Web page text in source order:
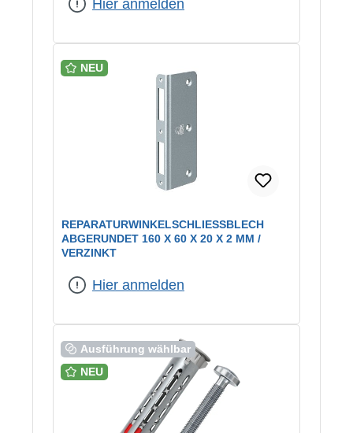
Hier anmelden
NEU
REPARATURWINKELSCHLIESSBLECH A
BGERUNDET 160 X 60 X 20 X 2 MM / V
ERZINKT
Hier anmelden
Ausführung wählbar
NEU